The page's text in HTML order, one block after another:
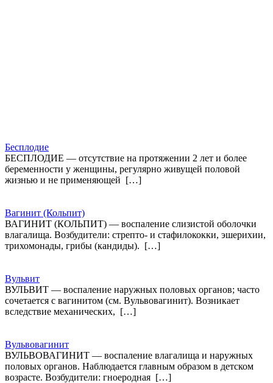
Бесплодие
БЕСПЛОДИЕ — отсутствие на протяжении 2 лет и более
беременности у женщины, регулярно живущей половой
жизнью и не применяющей […]
Вагинит (Кольпит)
ВАГИНИТ (КОЛЬПИТ) — воспаление слизистой оболочки
влагалища. Возбудители: стрепто- и стафилококки, эшерихии,
трихомонады, грибы (кандиды). […]
Вульвит
ВУЛЬВИТ — воспаление наружных половых органов; часто
сочетается с вагинитом (см. Вульвовагинит). Возникает
вследствие механических, […]
Вульвовагинит
ВУЛЬВОВАГИНИТ — воспаление влагалища и наружных
половых органов. Наблюдается главным образом в детском
возрасте. Возбудители: гноеродная […]